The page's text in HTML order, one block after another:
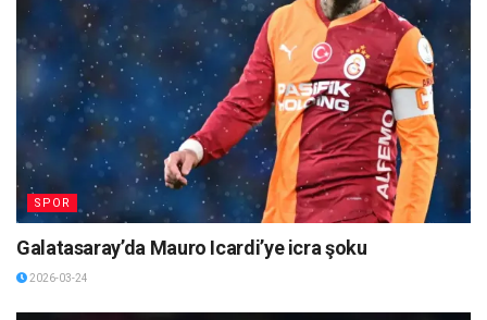
SPOR
Galatasaray’da Mauro Icardi’ye icra şoku
2026-03-24